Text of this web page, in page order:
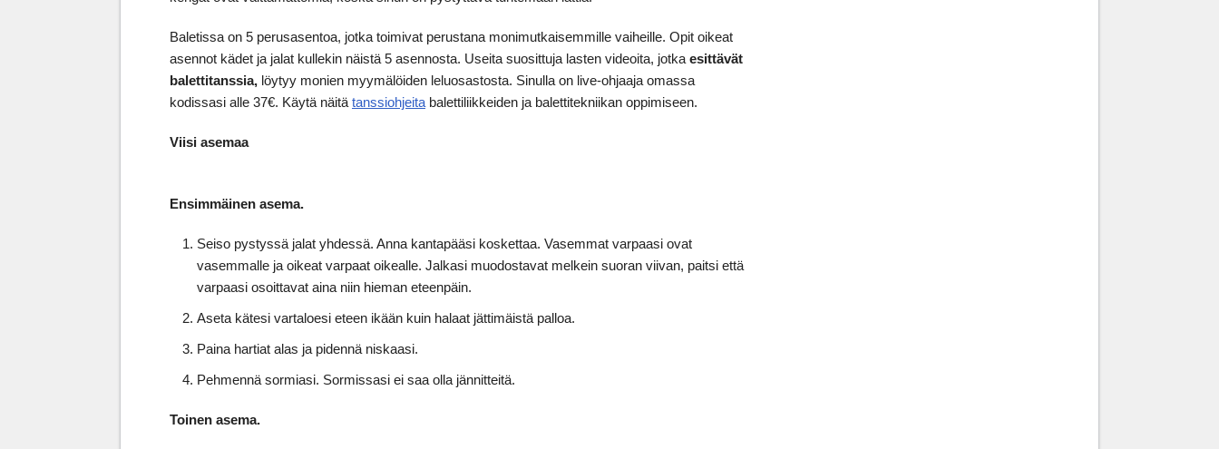
Baletissa on 5 perusasentoa, jotka toimivat perustana monimutkaisemmille vaiheille. Opit oikeat
asennot kädet ja jalat kullekin näistä 5 asennosta. Useita suosittuja lasten videoita, jotka esittävät
balettitanssia, löytyy monien myymälöiden leluosastosta. Sinulla on live-ohjaaja omassa
kodissasi alle 37€. Käytä näitä tanssiohjeita balettiliikkeiden ja balettitekniikan oppimiseen.
Viisi asemaa
Ensimmäinen asema.
Seiso pystyssä jalat yhdessä. Anna kantapääsi koskettaa. Vasemmat varpaasi ovat
vasemmalle ja oikeat varpaat oikealle. Jalkasi muodostavat melkein suoran viivan, paitsi että
varpaasi osoittavat aina niin hieman eteenpäin.
Aseta kätesi vartaloesi eteen ikään kuin halaat jättimäistä palloa.
Paina hartiat alas ja pidennä niskaasi.
Pehmennä sormiasi. Sormissasi ei saa olla jännitteitä.
Toinen asema.